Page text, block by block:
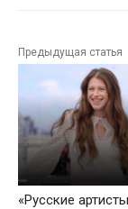
Предыдущая статья
«Русские